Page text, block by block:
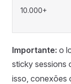
10.000+
Importante: o
sticky sessions
isso, conexões